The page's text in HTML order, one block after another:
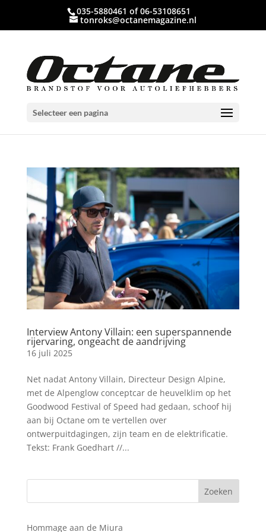
035-5880461 of 06-53108651
tonroks@octanemagazine.nl
Selecteer een pagina
Interview Antony Villain: een superspannende
rijervaring, ongeacht de aandrijving
16 juli 2025
Net nadat Antony Villain, Directeur Design Alpine,
met de Alpenglow conceptcar de heuvelklim op het
Goodwood Festival of Speed had gedaan, schoof hij
aan bij Octane om te vertellen over
ontwerpuitdagingen, zijn team en de elektrificatie.
Tekst: Frank Goedhart //...
Hommage aan de Miura